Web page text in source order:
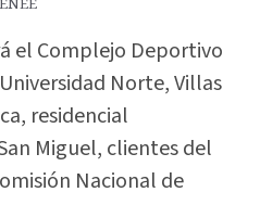
el Complejo Deportivo
Norte, Villas
residencial
Miguel, clientes del
Nacional de